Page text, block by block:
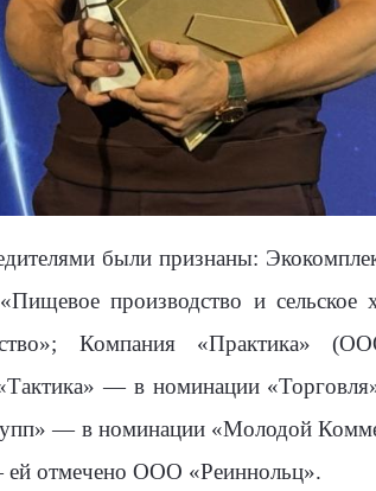
были признаны:
производство и сельское
Компания «Практика»
— в номинации
— в номинации «Молодой
отмечено ООО «Реиннольц».